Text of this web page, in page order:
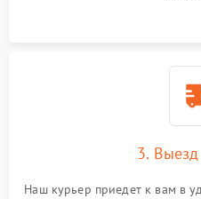
3.
Наш курьер приедет к вам в